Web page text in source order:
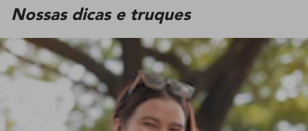
Nossas dicas e truques